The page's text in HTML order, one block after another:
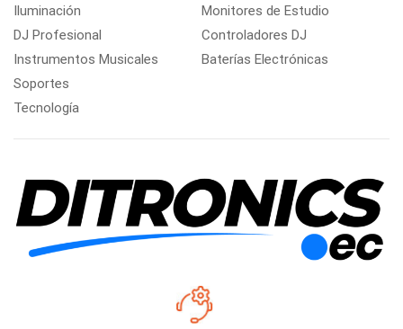
Iluminación
DJ Profesional
Instrumentos Musicales
Soportes
Tecnología
Monitores de Estudio
Controladores DJ
Baterías Electrónicas